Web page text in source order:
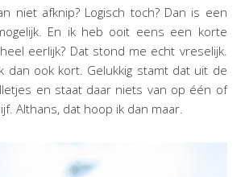
niet afknip? Logisch toch? Dan is een
En ik heb ooit eens een korte
eerlijk? Dat stond me echt vreselijk.
dan ook kort. Gelukkig stamt dat uit de
en staat daar niets van op één of
Althans, dat hoop ik dan maar.